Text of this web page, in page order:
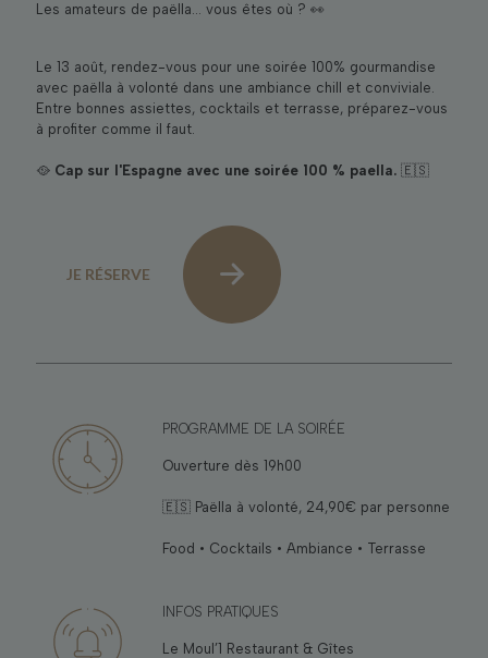
Les amateurs de paëlla… vous êtes où ? 👀
Le 13 août, rendez-vous pour une soirée 100% gourmandise
avec paëlla à volonté dans une ambiance chill et conviviale.
Entre bonnes assiettes, cocktails et terrasse, préparez-vous
à profiter comme il faut.
🥘 Cap sur l'Espagne avec une soirée 100 % paella. 🇪🇸
JE RÉSERVE
PROGRAMME DE LA SOIRÉE
Ouverture dès 19h00
🇪🇸 Paëlla à volonté, 24,90€ par personne
Food • Cocktails • Ambiance • Terrasse
INFOS PRATIQUES
Le Moul’1 Restaurant & Gîtes